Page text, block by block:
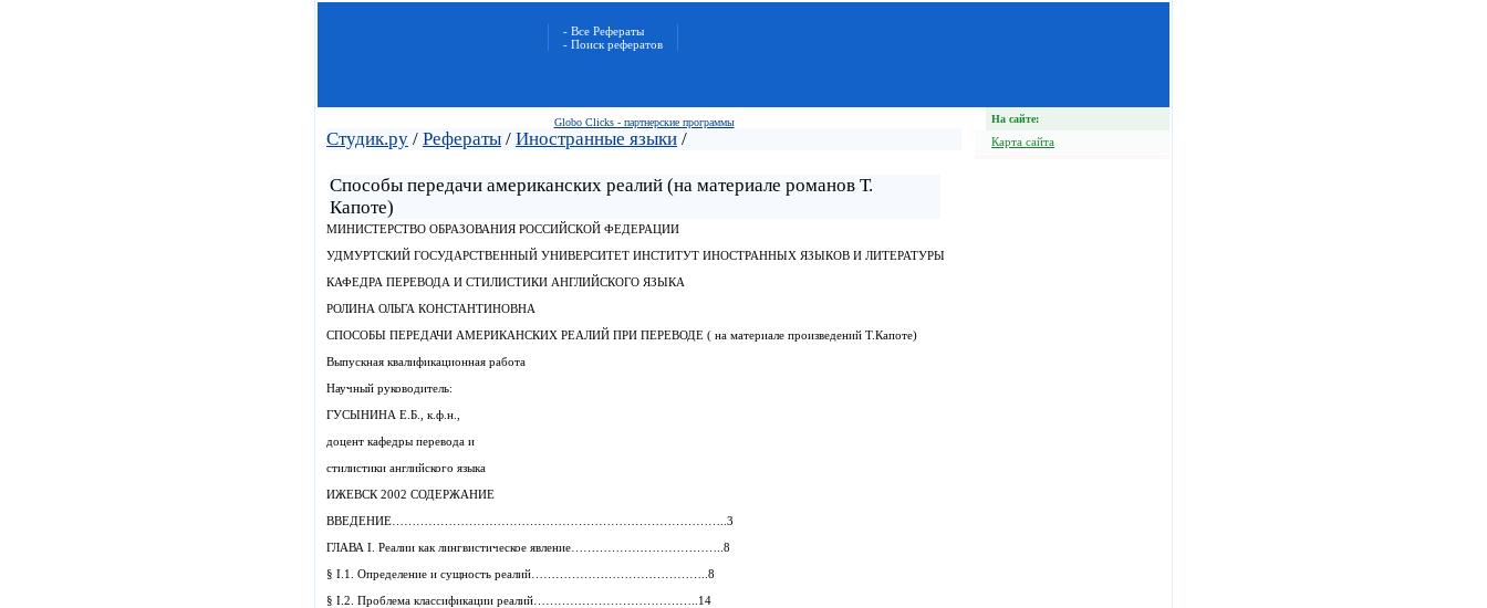
- Все Рефераты
- Поиск рефератов
Globo Clicks - партнерские программы
Студик.ру / Рефераты / Иностранные языки /
Способы передачи американских реалий (на материале романов Т.
Капоте)
МИНИСТЕРСТВО ОБРАЗОВАНИЯ РОССИЙСКОЙ ФЕДЕРАЦИИ
УДМУРТСКИЙ ГОСУДАРСТВЕННЫЙ УНИВЕРСИТЕТ ИНСТИТУТ ИНОСТРАННЫХ ЯЗЫКОВ И ЛИТЕРАТУРЫ
КАФЕДРА ПЕРЕВОДА И СТИЛИСТИКИ АНГЛИЙСКОГО ЯЗЫКА
РОЛИНА ОЛЬГА КОНСТАНТИНОВНА
СПОСОБЫ ПЕРЕДАЧИ АМЕРИКАНСКИХ РЕАЛИЙ ПРИ ПЕРЕВОДЕ ( на материале произведений Т.Капоте)
Выпускная квалификационная работа
Научный руководитель:
ГУСЫНИНА Е.Б., к.ф.н.,
доцент кафедры перевода и
стилистики английского языка
ИЖЕВСК 2002 СОДЕРЖАНИЕ
ВВЕДЕНИЕ………………………………………………………………………..3
ГЛАВА I. Реалии как лингвистическое явление………………………………..8
§ I.1. Определение и сущность реалий……………………………………..8
§ I.2. Проблема классификации реалий…………………………………..14
На сайте:
Карта сайта